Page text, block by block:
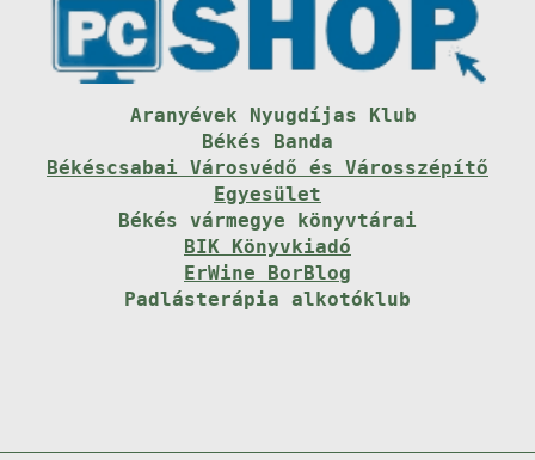
Aranyévek Nyugdíjas Klub
Békés Banda
Békéscsabai Városvédő és Városszépítő
Egyesület
Békés vármegye könyvtárai
BIK Könyvkiadó
ErWine BorBlog
Padlásterápia alkotóklub